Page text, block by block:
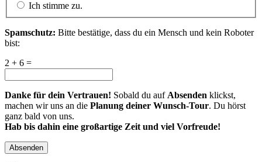
Ich stimme zu.
Spamschutz: Bitte bestätige, dass du ein Mensch und kein Roboter
bist:
2 + 6 =
Danke für dein Vertrauen! Sobald du auf Absenden klickst,
machen wir uns an die Planung deiner Wunsch-Tour. Du hörst
ganz bald von uns.
Hab bis dahin eine großartige Zeit und viel Vorfreude!
Absenden